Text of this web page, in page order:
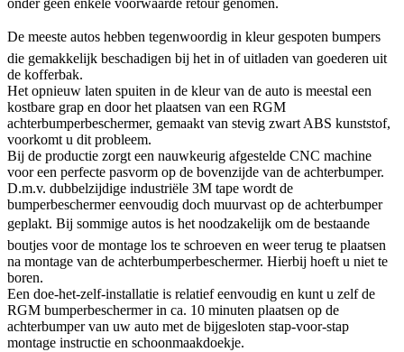
onder geen enkele voorwaarde retour genomen.
De meeste autos hebben tegenwoordig in kleur gespoten bumpers
die gemakkelijk beschadigen bij het in of uitladen van goederen uit
de kofferbak.
Het opnieuw laten spuiten in de kleur van de auto is meestal een
kostbare grap en door het plaatsen van een RGM
achterbumperbeschermer, gemaakt van stevig zwart ABS kunststof,
voorkomt u dit probleem.
Bij de productie zorgt een nauwkeurig afgestelde CNC machine
voor een perfecte pasvorm op de bovenzijde van de achterbumper.
D.m.v. dubbelzijdige industriële 3M tape wordt de
bumperbeschermer eenvoudig doch muurvast op de achterbumper
geplakt. Bij sommige autos is het noodzakelijk om de bestaande
boutjes voor de montage los te schroeven en weer terug te plaatsen
na montage van de achterbumperbeschermer. Hierbij hoeft u niet te
boren.
Een doe-het-zelf-installatie is relatief eenvoudig en kunt u zelf de
RGM bumperbeschermer in ca. 10 minuten plaatsen op de
achterbumper van uw auto met de bijgesloten stap-voor-stap
montage instructie en schoonmaakdoekje.